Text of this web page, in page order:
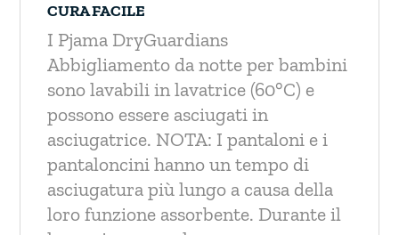
CURA FACILE
I Pjama DryGuardians
Abbigliamento da notte per bambini
sono lavabili in lavatrice (60°C) e
possono essere asciugati in
asciugatrice. NOTA: I pantaloni e i
pantaloncini hanno un tempo di
asciugatura più lungo a causa della
loro funzione assorbente. Durante il